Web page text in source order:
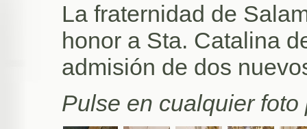
La fraternidad de
honor a Sta. Catalina
admisión de dos
Pulse en cualquier